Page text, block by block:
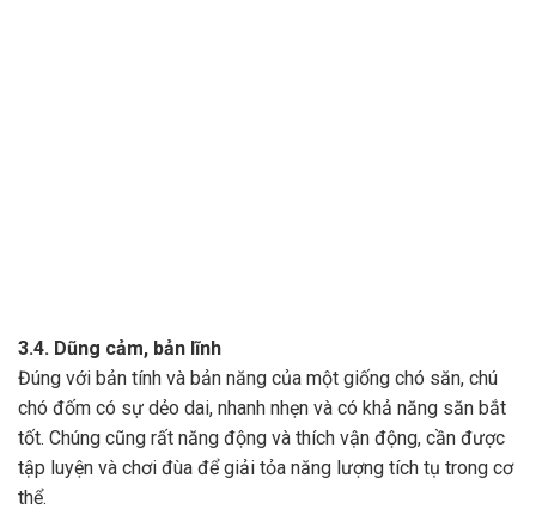
3.4. Dũng cảm, bản lĩnh
Đúng với bản tính và bản năng của một giống chó săn, chú
chó đốm có sự dẻo dai, nhanh nhẹn và có khả năng săn bắt
tốt. Chúng cũng rất năng động và thích vận động, cần được
tập luyện và chơi đùa để giải tỏa năng lượng tích tụ trong cơ
thể.